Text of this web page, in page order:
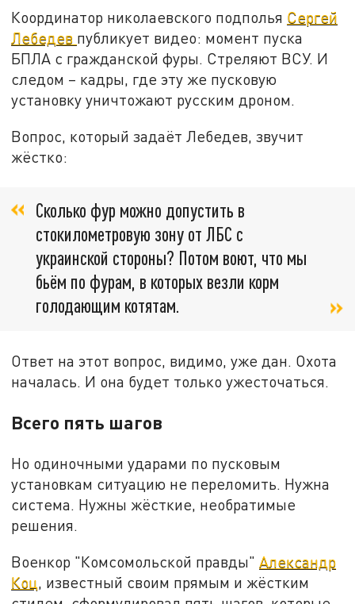
Координатор николаевского подполья Сергей
Лебедев публикует видео: момент пуска
БПЛА с гражданской фуры. Стреляют ВСУ. И
следом – кадры, где эту же пусковую
установку уничтожают русским дроном.
Вопрос, который задаёт Лебедев, звучит
жёстко:
Сколько фур можно допустить в
стокилометровую зону от ЛБС с
украинской стороны? Потом воют, что мы
бьём по фурам, в которых везли корм
голодающим котятам.
Ответ на этот вопрос, видимо, уже дан. Охота
началась. И она будет только ужесточаться.
Всего пять шагов
Но одиночными ударами по пусковым
установкам ситуацию не переломить. Нужна
система. Нужны жёсткие, необратимые
решения.
Военкор "Комсомольской правды"Александр
Коц, известный своим прямым и жёстким